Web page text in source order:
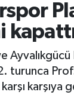
2. turunca
karşıya
Durumu
Haberleri